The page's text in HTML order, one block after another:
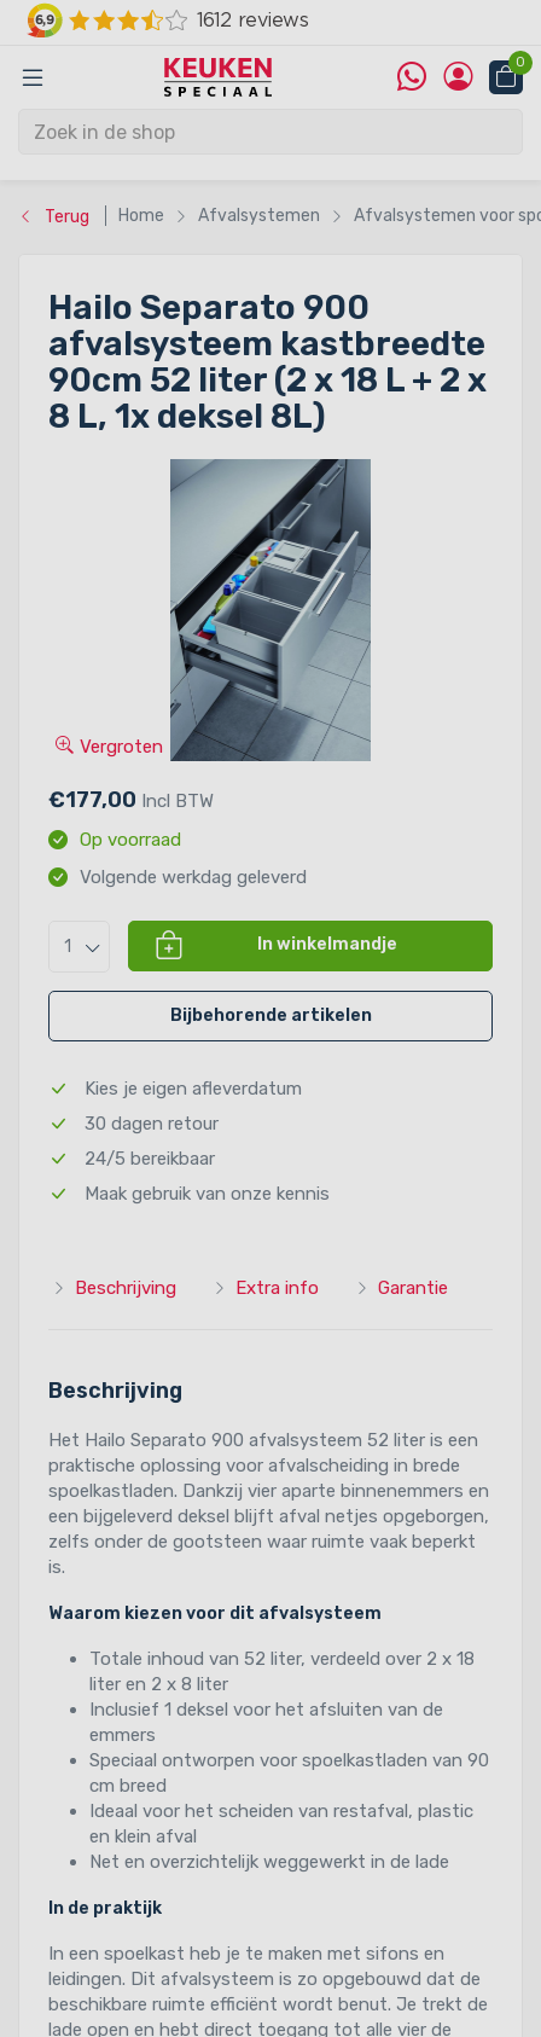
0
Terug Home Afvalsystemen Afvalsystemen voor
Hailo Separato 900
afvalsysteem kastbreedte
90cm 52 liter (2 x 18 L + 2 x
8 L, 1x deksel 8L)
Vergroten
€177,00 Incl BTW
Op voorraad
Volgende werkdag geleverd
1 In winkelmandje
Bijbehorende artikelen
Kies je eigen afleverdatum
30 dagen retour
24/5 bereikbaar
Maak gebruik van onze kennis
Beschrijving Extra info Garantie
Beschrijving
Het Hailo Separato 900 afvalsysteem 52 liter is een
praktische oplossing voor afvalscheiding in brede
spoelkastladen. Dankzij vier aparte binnenemmers en
een bijgeleverd deksel blijft afval netjes opgeborgen,
zelfs onder de gootsteen waar ruimte vaak beperkt
is.
Waarom kiezen voor dit afvalsysteem
Totale inhoud van 52 liter, verdeeld over 2 x 18
liter en 2 x 8 liter
Inclusief 1 deksel voor het afsluiten van de
emmers
Speciaal ontworpen voor spoelkastladen van 90
cm breed
Ideaal voor het scheiden van restafval, plastic
en klein afval
Net en overzichtelijk weggewerkt in de lade
In de praktijk
In een spoelkast heb je te maken met sifons en
leidingen. Dit afvalsysteem is zo opgebouwd dat de
beschikbare ruimte efficiënt wordt benut. Je trekt de
lade open en hebt direct toegang tot alle vier de